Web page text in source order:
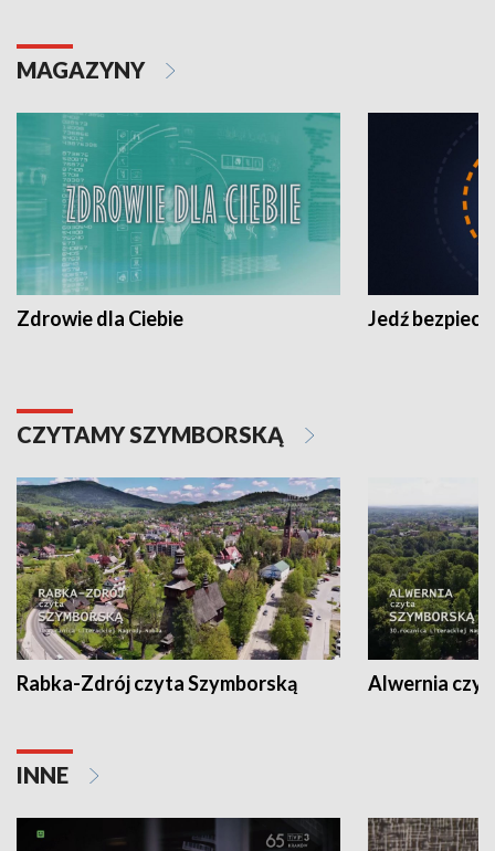
MAGAZYNY
Zdrowie dla Ciebie Jedź
CZYTAMY SZYMBORSKĄ
Rabka-Zdrój czyta Szymborską Alwernia
INNE